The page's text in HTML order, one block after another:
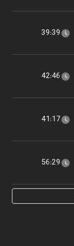
39:39
42:46
41:17
56:29